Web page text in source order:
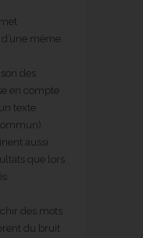
même
des
en compte
texte
aussi
que lors
des mots
du bruit